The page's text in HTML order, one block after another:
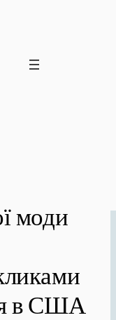
моди
в США